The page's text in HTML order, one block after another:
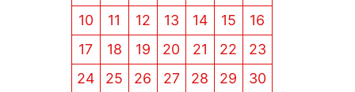
10
11 12 13 14 15
16
17
18 19 20 21 22
23
24
25 26 27 28 29
30